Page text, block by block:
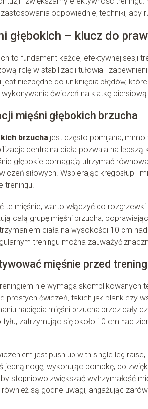
odpowiedniej techniki, aby
głębokich – klucz do
to fundament każdej efektywnej sesji
rolę w stabilizacji tułowia i
niezbędne do uniknięcia błędów,
ćwiczeń na klatkę
mięśni głębokich brzucha
brzucha jest często pomijana, mimo
centralna ciała pozwala na lepszą
głębokie pomagają utrzymać
siłowych. Wspierając kręgosłup i
treningu.
te mięśnie, warto włączyć do
całą grupę mięśni brzucha,
ciała na wysokości 10 cm
treningu można zauważyć
mięśnie przed
nie wymaga skomplikowanych
prostych ćwiczeń, takich jak plank czy
napięcia mięśni brzucha przez cały
tyłu, zatrzymując się około 10 cm nad
jest push up with single leg
jedną nogę, wykonując pompkę, co
stopniowo zwiększać wytrzymałość
również są godne uwagi, angażując